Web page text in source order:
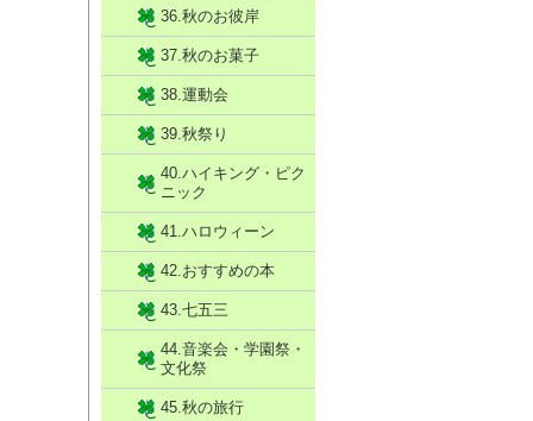
36.秋のお彼岸
37.秋のお菓子
38.運動会
39.秋祭り
40.ハイキング・ピク
ニック
41.ハロウィーン
42.おすすめの本
43.七五三
44.音楽会・学園祭・
文化祭
45.秋の旅行